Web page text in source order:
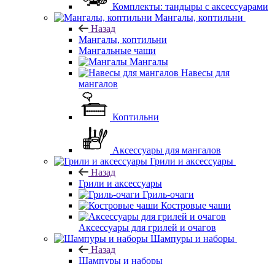
Комплекты: тандыры с аксессуарами
Мангалы, коптильни
Назад
Мангалы, коптильни
Мангальные чаши
Мангалы
Навесы для
мангалов
Коптильни
Аксессуары для мангалов
Грили и аксессуары
Назад
Грили и аксессуары
Гриль-очаги
Костровые чаши
Аксессуары для грилей и очагов
Шампуры и наборы
Назад
Шампуры и наборы